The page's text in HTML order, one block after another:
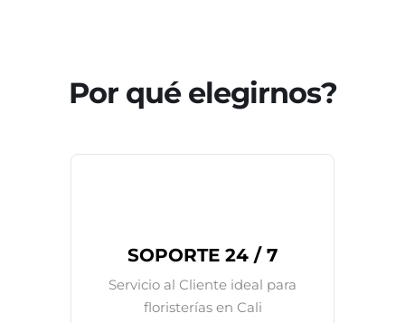
Por qué elegirnos?
SOPORTE 24 / 7
Servicio al Cliente ideal para
floristerías en Cali